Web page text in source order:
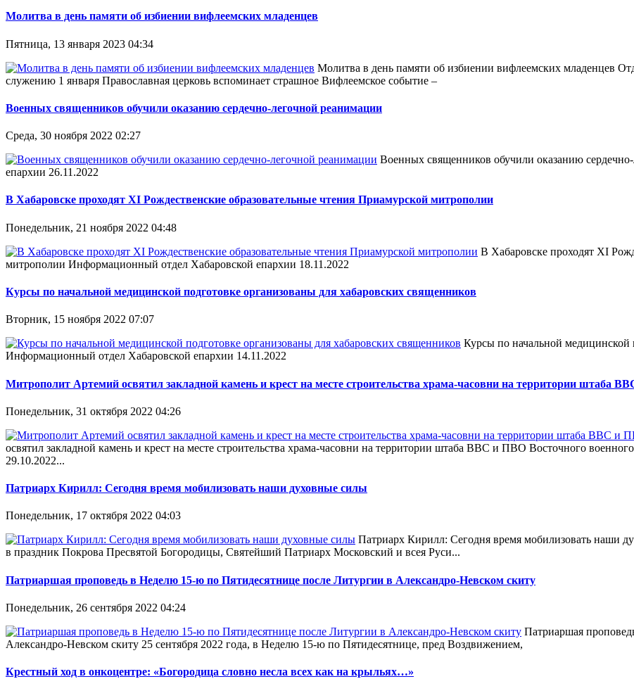
Молитва в день памяти об избиении вифлеемских младенцев
Пятница, 13 января 2023 04:34
Молитва в день памяти об избиении вифлеемских младенцев
служению 1 января Православная церковь вспоминает страшное Вифлеемское событие –
Военных священников обучили оказанию сердечно-легочной реанимации
Среда, 30 ноября 2022 02:27
Военных священников обучили оказанию
епархии 26.11.2022
В Хабаровске проходят XI Рождественские образовательные чтения Приамурской митрополии
Понедельник, 21 ноября 2022 04:48
В Хабаровске проходят XI
митрополии Информационный отдел Хабаровской епархии 18.11.2022
Курсы по начальной медицинской подготовке организованы для хабаровских священников
Вторник, 15 ноября 2022 07:07
Курсы по начальной медицинской
Информационный отдел Хабаровской епархии 14.11.2022
Митрополит Артемий освятил закладной камень и крест на месте строительства храма-часовни на территории штаба
Понедельник, 31 октября 2022 04:26
освятил закладной камень и крест на месте строительства храма-часовни на территории штаба ВВС и ПВО Восточного
29.10.2022...
Патриарх Кирилл: Сегодня время мобилизовать наши духовные силы
Понедельник, 17 октября 2022 04:03
Патриарх Кирилл: Сегодня время мобилизовать наши
в праздник Покрова Пресвятой Богородицы, Святейший Патриарх Московский и всея Руси...
Патриаршая проповедь в Неделю 15-ю по Пятидесятнице после Литургии в Александро-Невском скиту
Понедельник, 26 сентября 2022 04:24
Патриаршая
Александро-Невском скиту 25 сентября 2022 года, в Неделю 15-ю по Пятидесятнице, пред Воздвижением,
Крестный ход в онкоцентре: «Богородица словно несла всех как на крыльях…»